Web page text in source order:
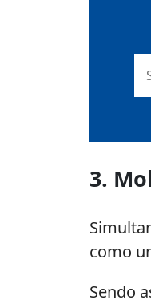
3.
como
Sendo